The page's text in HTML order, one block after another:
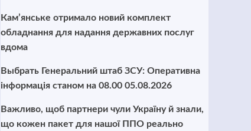
Кам’янське отримало новий комплект
обладнання для надання державних послуг
вдома
Выбрать Генеральний штаб ЗСУ: Оперативна
інформація станом на 08.00 05.08.2026
Важливо, щоб партнери чули Україну й знали,
що кожен пакет для нашої ППО реально